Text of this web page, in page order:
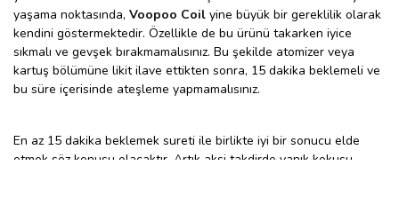
yaşama noktasında, Voopoo Coil yine büyük bir gereklilik olarak
kendini göstermektedir. Özellikle de bu ürünü takarken iyice
sıkmalı ve gevşek bırakmamalısınız. Bu şekilde atomizer veya
kartuş bölümüne likit ilave ettikten sonra, 15 dakika beklemeli ve
bu süre içerisinde ateşleme yapmamalısınız.
En az 15 dakika beklemek sureti ile birlikte iyi bir sonucu elde
etmek söz konusu olacaktır. Artık aksi takdirde yanık kokusu